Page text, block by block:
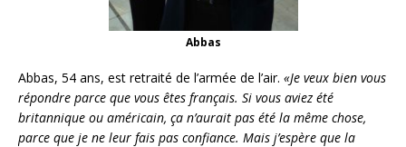
Abbas
Abbas, 54 ans, est retraité de l’armée de l’air. «Je veux bien vous
répondre parce que vous êtes français. Si vous aviez été
britannique ou américain, ça n’aurait pas été la même chose,
parce que je ne leur fais pas confiance. Mais j’espère que la